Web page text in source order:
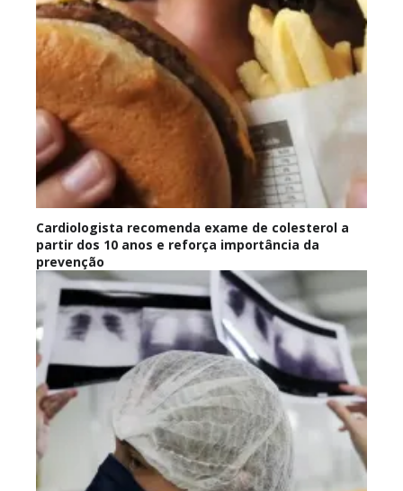
Cardiologista recomenda exame de colesterol a
partir dos 10 anos e reforça importância da
prevenção